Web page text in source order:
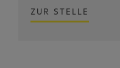
ZUR STELLE